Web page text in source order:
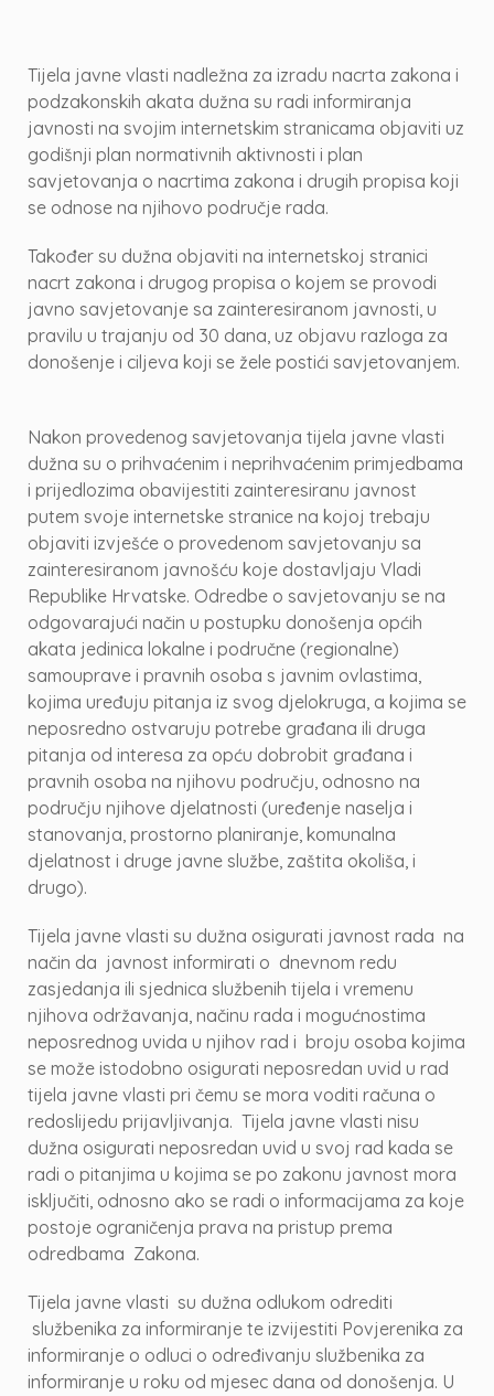
Tijela javne vlasti nadležna za izradu nacrta zakona i
podzakonskih akata dužna su radi informiranja
javnosti na svojim internetskim stranicama objaviti uz
godišnji plan normativnih aktivnosti i plan
savjetovanja o nacrtima zakona i drugih propisa koji
se odnose na njihovo područje rada.
Također su dužna objaviti na internetskoj stranici
nacrt zakona i drugog propisa o kojem se provodi
javno savjetovanje sa zainteresiranom javnosti, u
pravilu u trajanju od 30 dana, uz objavu razloga za
donošenje i ciljeva koji se žele postići savjetovanjem.
Nakon provedenog savjetovanja tijela javne vlasti
dužna su o prihvaćenim i neprihvaćenim primjedbama
i prijedlozima obavijestiti zainteresiranu javnost
putem svoje internetske stranice na kojoj trebaju
objaviti izvješće o provedenom savjetovanju sa
zainteresiranom javnošću koje dostavljaju Vladi
Republike Hrvatske. Odredbe o savjetovanju se na
odgovarajući način u postupku donošenja općih
akata jedinica lokalne i područne (regionalne)
samouprave i pravnih osoba s javnim ovlastima,
kojima uređuju pitanja iz svog djelokruga, a kojima se
neposredno ostvaruju potrebe građana ili druga
pitanja od interesa za opću dobrobit građana i
pravnih osoba na njihovu području, odnosno na
području njihove djelatnosti (uređenje naselja i
stanovanja, prostorno planiranje, komunalna
djelatnost i druge javne službe, zaštita okoliša, i
drugo).
Tijela javne vlasti su dužna osigurati javnost rada na
način da javnost informirati o dnevnom redu
zasjedanja ili sjednica službenih tijela i vremenu
njihova održavanja, načinu rada i mogućnostima
neposrednog uvida u njihov rad i broju osoba kojima
se može istodobno osigurati neposredan uvid u rad
tijela javne vlasti pri čemu se mora voditi računa o
redoslijedu prijavljivanja. Tijela javne vlasti nisu
dužna osigurati neposredan uvid u svoj rad kada se
radi o pitanjima u kojima se po zakonu javnost mora
isključiti, odnosno ako se radi o informacijama za koje
postoje ograničenja prava na pristup prema
odredbama Zakona.
Tijela javne vlasti su dužna odlukom odrediti
službenika za informiranje te izvijestiti Povjerenika za
informiranje o odluci o određivanju službenika za
informiranje u roku od mjesec dana od donošenja. U